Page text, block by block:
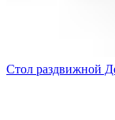
Стол раздвижной